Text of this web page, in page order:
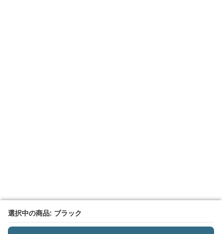
選択中の商品: ブラック
選択中の商品: ブラック